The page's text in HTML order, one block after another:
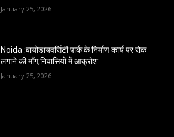
January 25, 2026
Noida :बायोडायवर्सिटी पार्क के निर्माण कार्य पर रोक
लगाने की माँग,निवासियों में आक्रोश
January 25, 2026